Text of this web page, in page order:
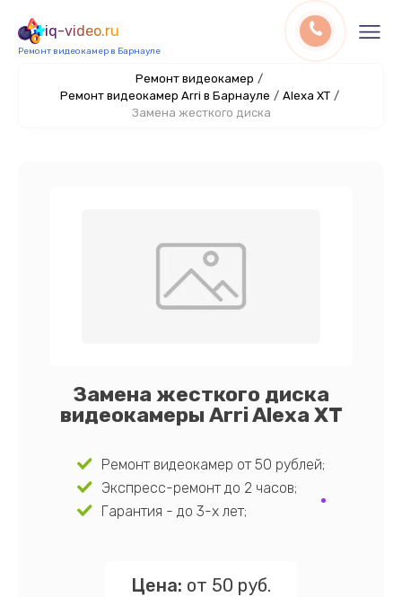
iq-video.ru
Ремонт видеокамер в Барнауле
Ремонт видеокамер /
Ремонт видеокамер Arri в Барнауле / Alexa XT /
Замена жесткого диска
Замена жесткого диска
видеокамеры Arri Alexa XT
Ремонт видеокамер от 50 рублей;
Экспресс-ремонт до 2 часов;
Гарантия - до 3-х лет;
Цена: от 50 руб.